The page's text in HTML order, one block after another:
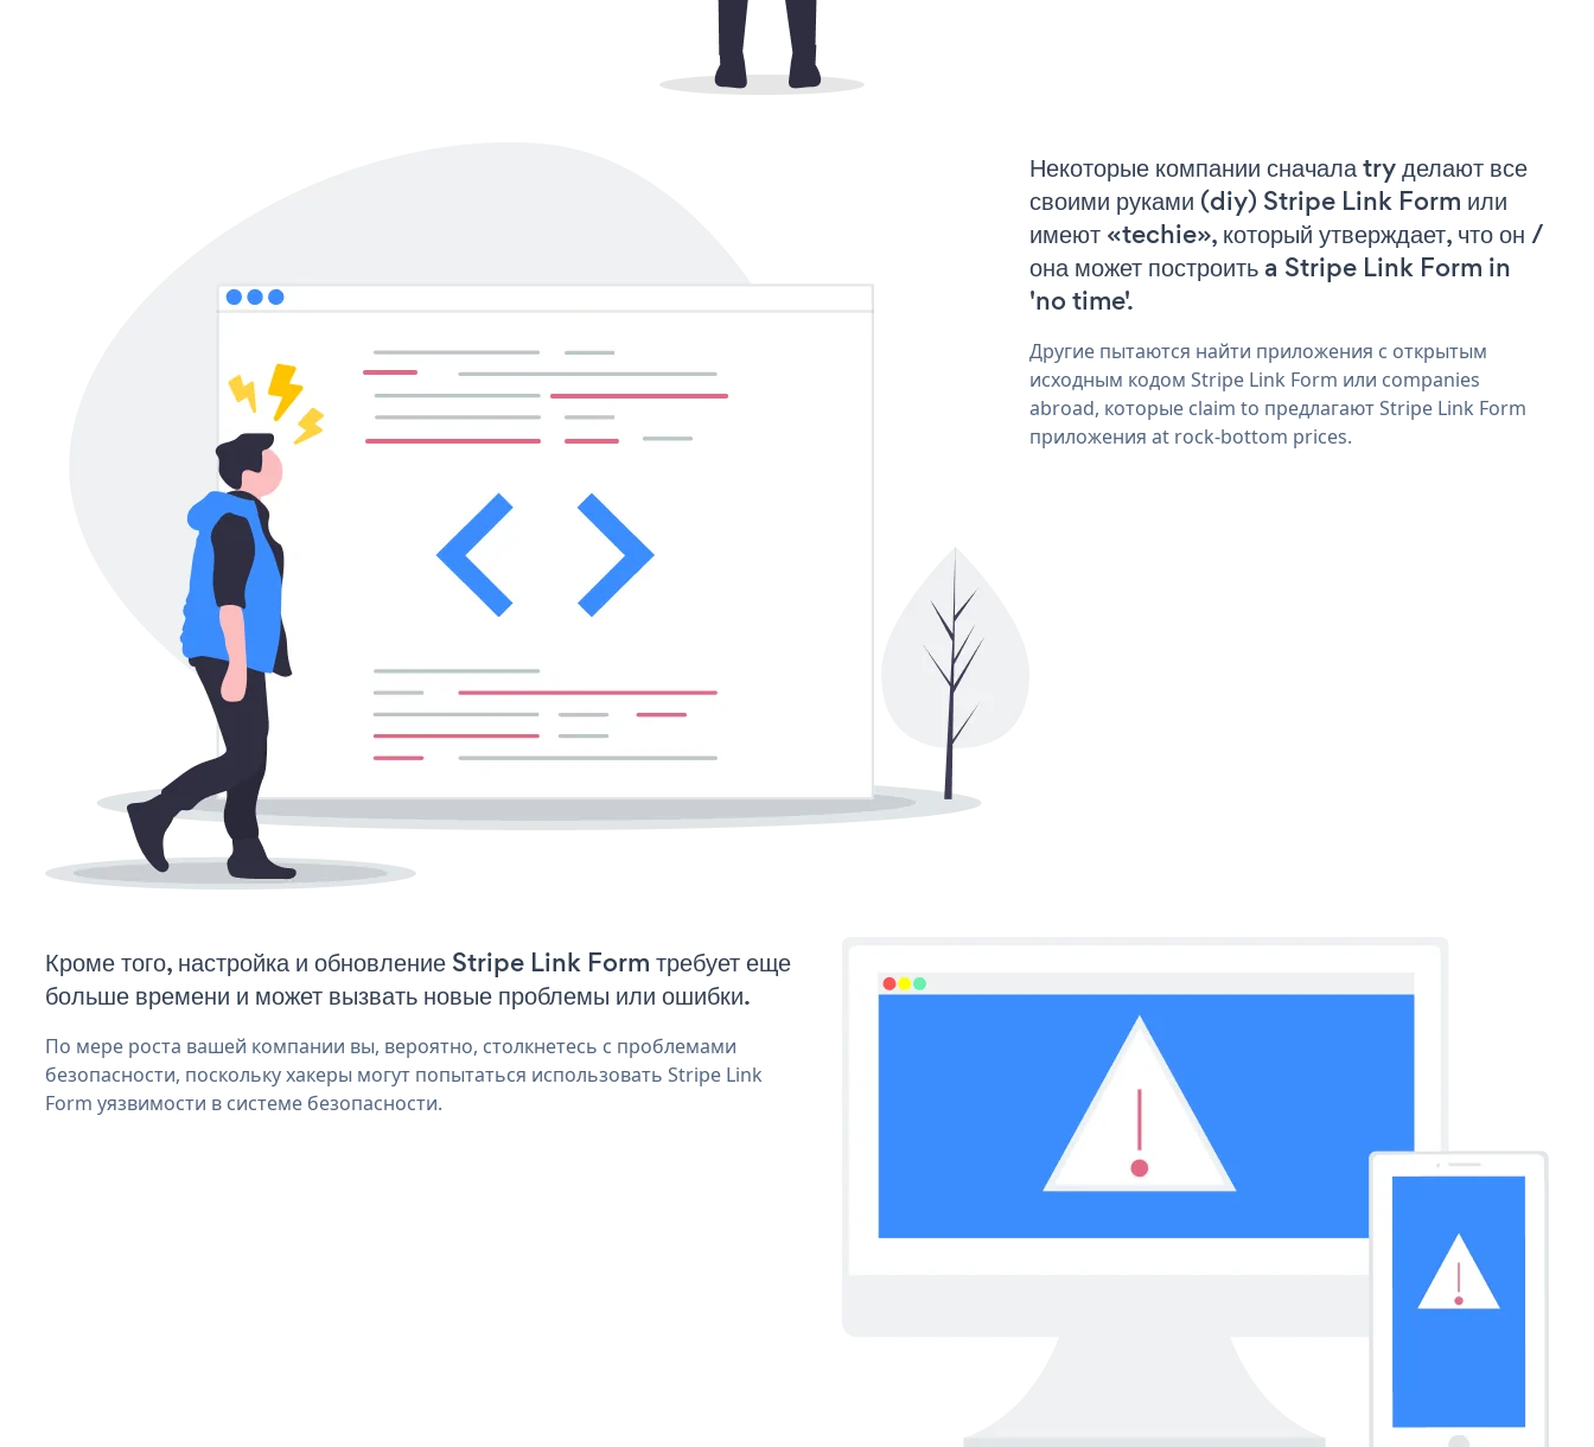
Некоторые компании сначала try делают все
своими руками (diy) Stripe Link Form или
имеют «techie», который утверждает, что он /
она может построить a Stripe Link Form in
'no time'.
Другие пытаются найти приложения с открытым
исходным кодом Stripe Link Form или companies
abroad, которые claim to предлагают Stripe Link Form
приложения at rock-bottom prices.
Кроме того, настройка и обновление Stripe Link Form требует еще
больше времени и может вызвать новые проблемы или ошибки.
По мере роста вашей компании вы, вероятно, столкнетесь с проблемами
безопасности, поскольку хакеры могут попытаться использовать Stripe Link
Form уязвимости в системе безопасности.